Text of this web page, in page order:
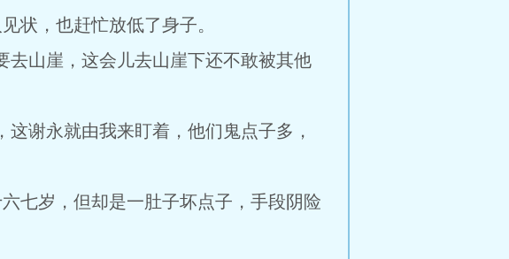
状，也赶忙放低了身子。
去山崖，这会儿去山崖下还不敢被其他
谢永就由我来盯着，他们鬼点子多，
七岁，但却是一肚子坏点子，手段阴险